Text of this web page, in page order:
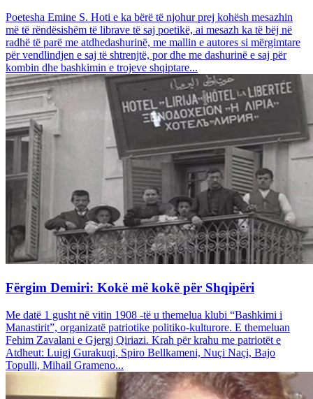
Poetesha Emine S. Hoti e ka bërë të njohur prej kohësh mesazhin
më të rëndësishëm të librave të saj poetikë, ai mesazh ka të bëj në
radhë të parë me atdhedashurinë, me mallin e autores si mërgimtare
për vendlindjen e saj të shtrenjtë, por dhe me dashurinë e saj për
kombin dhe bashkimin e trojeve shqiptare...
Fërgim Demiri: Kokë më kokë për Shqipëri
Me datë 1 gusht në vitin 1908 -të u themelua klubi “Bashkimi i
Manastirit”, organizatë patriotike politiko-kulturore. E themeluan
Fehim Zavalani e Gjergj Qiriazi. Krah për krahu me patriotët e
Atdheut: Luigj Gurakuqi, Spiro Bellkameni, Nuçi Naçi, Bajo
Topulli, Mihail Grameno...